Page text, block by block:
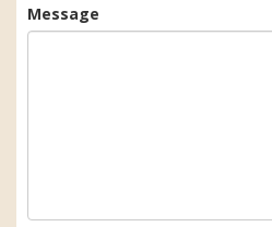
Message